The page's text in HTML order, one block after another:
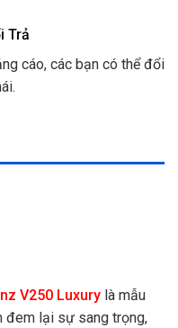
Trả
cáo, các bạn có thể đổi
V250 Luxury là mẫu
đem lại sự sang trọng,